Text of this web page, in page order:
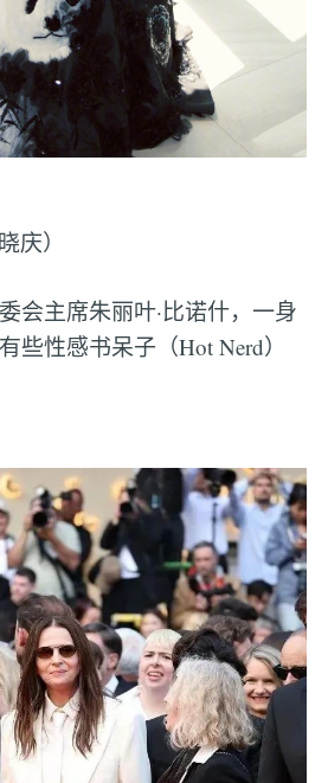
庆）
会主席朱丽叶·比诺什，一身
些性感书呆子（Hot Nerd）